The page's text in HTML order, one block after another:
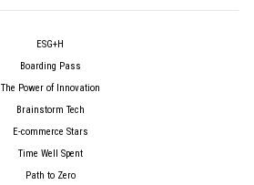
ESG+H
Boarding Pass
The Power of Innovation
Brainstorm Tech
E-commerce Stars
Time Well Spent
Path to Zero